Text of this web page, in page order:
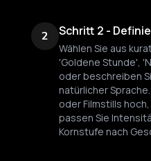
2 Schritt 2 -
Wählen Sie aus
'Goldene Stunde',
oder beschreiben
natürlicher
oder Filmstills
passen Sie
Kornstufe nach